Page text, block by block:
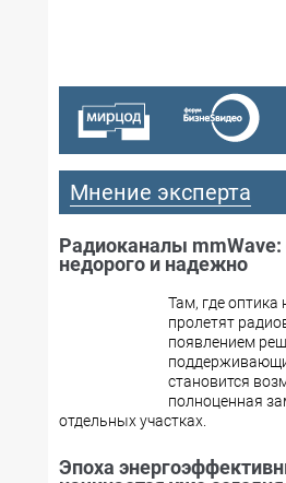
Мнение эксперта
Радиоканалы mmWave:
недорого и надежно
Там, где оптика
пролетят
появлением
становится
полноценная
отдельных участках.
Эпоха